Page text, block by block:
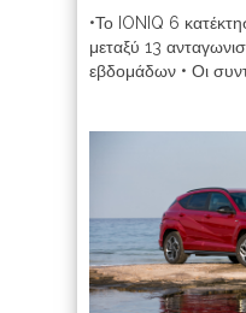
•Το IONIQ 6
μεταξύ 13
εβδομάδων • Οι